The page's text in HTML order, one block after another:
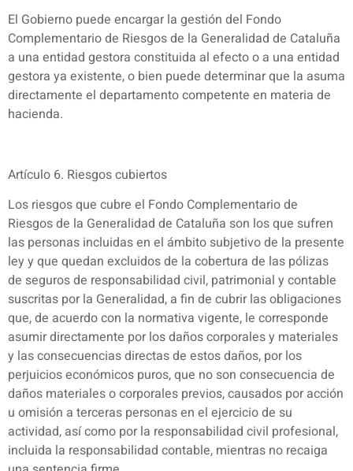
El Gobierno puede encargar la gestión del Fondo
Complementario de Riesgos de la Generalidad de Cataluña
a una entidad gestora constituida al efecto o a una entidad
gestora ya existente, o bien puede determinar que la asuma
directamente el departamento competente en materia de
hacienda.
Artículo 6. Riesgos cubiertos
Los riesgos que cubre el Fondo Complementario de
Riesgos de la Generalidad de Cataluña son los que sufren
las personas incluidas en el ámbito subjetivo de la presente
ley y que quedan excluidos de la cobertura de las pólizas
de seguros de responsabilidad civil, patrimonial y contable
suscritas por la Generalidad, a fin de cubrir las obligaciones
que, de acuerdo con la normativa vigente, le corresponde
asumir directamente por los daños corporales y materiales
y las consecuencias directas de estos daños, por los
perjuicios económicos puros, que no son consecuencia de
daños materiales o corporales previos, causados por acción
u omisión a terceras personas en el ejercicio de su
actividad, así como por la responsabilidad civil profesional,
incluida la responsabilidad contable, mientras no recaiga